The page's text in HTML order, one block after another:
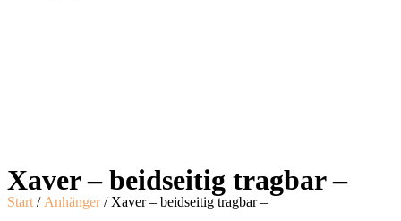
Xaver – beidseitig tragbar –
Start / Anhänger/ Xaver – beidseitig tragbar –